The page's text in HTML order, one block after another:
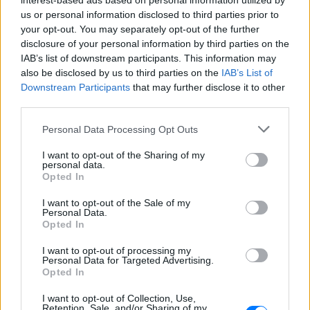
us or personal information disclosed to third parties prior to
your opt-out. You may separately opt-out of the further
disclosure of your personal information by third parties on the
IAB’s list of downstream participants. This information may
also be disclosed by us to third parties on the IAB’s List of
Downstream Participants that may further disclose it to other
Personal Data Processing Opt Outs
I want to opt-out of the Sharing of my
personal data.
Opted In
I want to opt-out of the Sale of my
Personal Data.
Opted In
I want to opt-out of processing my
Personal Data for Targeted Advertising.
Opted In
I want to opt-out of Collection, Use,
Αρχεία UFO: Αθόρυβα τριγωνικά
σκάφη 152 μέτρων και
μεταλλική σφαίρα με
ανθρώπινο σώμα στα νέα
αποχαρακτηρισμένα έγγραφα
ΜΟΥΣΙΚΉ ΣΉΜΕΡΑ
παρτίδα αποχαρακτηρισμένων αρχείων
μαρτύρων και αναλύσεων του FBI για
Βραζιλία και Αφγανιστάν.
Εναέρια μέσα και μήνυμα
Ισχυρές επίγειες δυνάμεις της
Πυροσβεστικής ενισχυμένες με
στο Στεφάνι Κορίνθου.